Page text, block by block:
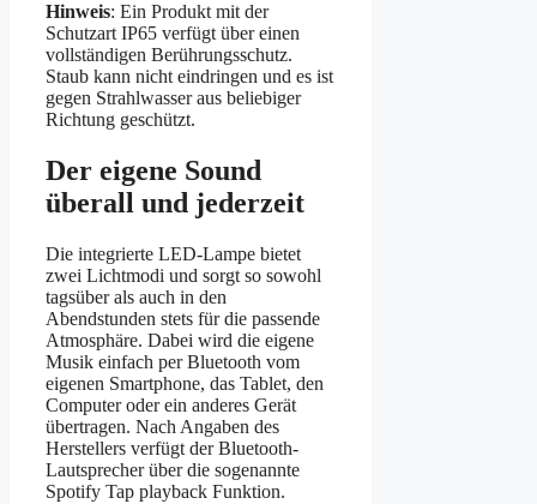
Hinweis: Ein Produkt mit der
Schutzart IP65 verfügt über einen
vollständigen Berührungsschutz.
Staub kann nicht eindringen und es ist
gegen Strahlwasser aus beliebiger
Richtung geschützt.
Der eigene Sound
überall und jederzeit
Die integrierte LED-Lampe bietet
zwei Lichtmodi und sorgt so sowohl
tagsüber als auch in den
Abendstunden stets für die passende
Atmosphäre. Dabei wird die eigene
Musik einfach per Bluetooth vom
eigenen Smartphone, das Tablet, den
Computer oder ein anderes Gerät
übertragen. Nach Angaben des
Herstellers verfügt der Bluetooth-
Lautsprecher über die sogenannte
Spotify Tap playback Funktion.